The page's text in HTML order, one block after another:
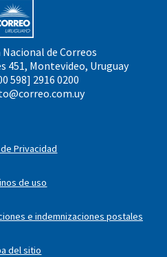
de Correos
451, Montevideo, Uruguay
598] 2916 0200
Privacidad
de uso
e indemnizaciones postales
del sitio